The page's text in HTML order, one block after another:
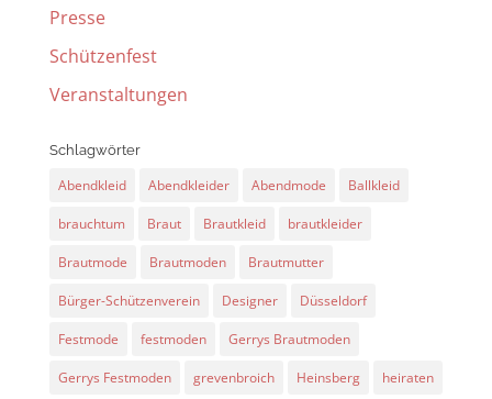
Presse
Schützenfest
Veranstaltungen
Schlagwörter
Abendkleid Abendkleider Abendmode Ballkleid
brauchtum Braut Brautkleid brautkleider
Brautmode Brautmoden Brautmutter
Bürger-Schützenverein Designer Düsseldorf
Festmode festmoden Gerrys Brautmoden
Gerrys Festmoden grevenbroich Heinsberg heiraten